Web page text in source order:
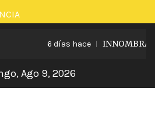
6 días hace
Ago 9, 2026